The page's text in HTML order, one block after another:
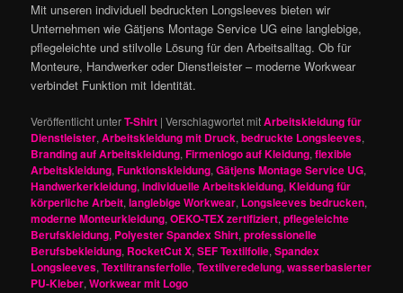
Mit unseren individuell bedruckten Longsleeves bieten wir
Unternehmen wie Gätjens Montage Service UG eine langlebige,
pflegeleichte und stilvolle Lösung für den Arbeitsalltag. Ob für
Monteure, Handwerker oder Dienstleister – moderne Workwear
verbindet Funktion mit Identität.
Veröffentlicht unterT-Shirt |Verschlagwortet mitArbeitskleidung für
Dienstleister,Arbeitskleidung mit Druck,bedruckte Longsleeves,
Branding auf Arbeitskleidung,Firmenlogo auf Kleidung,flexible
Arbeitskleidung,Funktionskleidung,Gätjens Montage Service UG,
Handwerkerkleidung,individuelle Arbeitskleidung,Kleidung für
körperliche Arbeit,langlebige Workwear, Longsleeves bedrucken,
moderne Monteurkleidung,OEKO-TEX zertifiziert,pflegeleichte
Berufskleidung, Polyester Spandex Shirt,professionelle
Berufsbekleidung, RocketCut X,SEF Textilfolie,Spandex
Longsleeves,Textiltransferfolie,Textilveredelung,wasserbasierter
PU-Kleber,Workwear mit Logo